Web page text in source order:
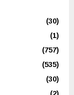
(30)
(1)
(757)
(535)
(30)